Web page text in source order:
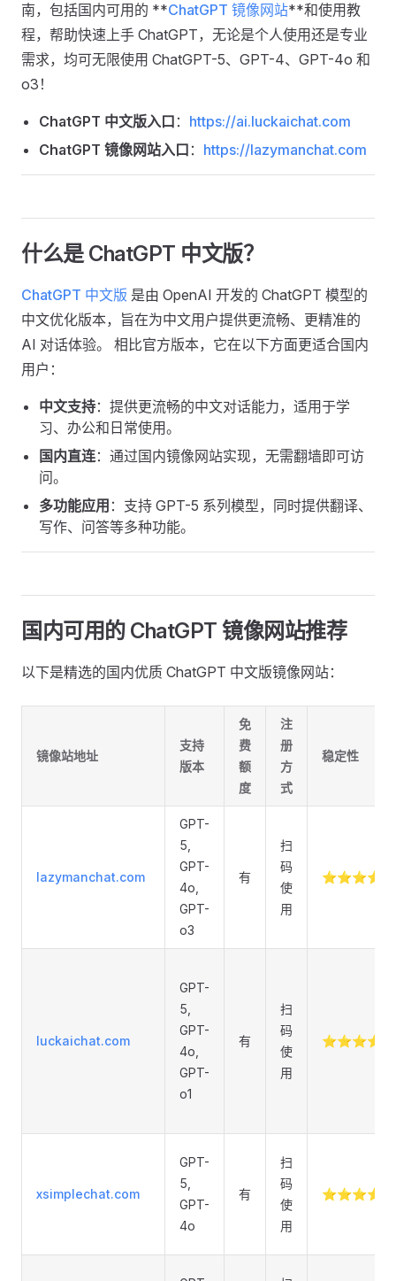
南，包括国内可用的 **ChatGPT 镜像网站**和使用教
程，帮助快速上手 ChatGPT，无论是个人使用还是专业
需求，均可无限使用 ChatGPT-5、GPT-4、GPT-4o 和
o3！
ChatGPT 中文版入口 ： https://ai.luckaichat.com
ChatGPT 镜像网站入口 ： https://lazymanchat.com
什么是 ChatGPT 中文版？
ChatGPT 中文版 是由 OpenAI 开发的 ChatGPT 模型的
中文优化版本，旨在为中文用户提供更流畅、更精准的
AI 对话体验。 相比官方版本，它在以下方面更适合国内
用户：
中文支持：提供更流畅的中文对话能力，适用于学
习、办公和日常使用。
国内直连：通过国内镜像网站实现，无需翻墙即可访
问。
多功能应用 ：支持 GPT-5 系列模型，同时提供翻译、
写作、问答等多种功能。
国内可用的 ChatGPT 镜像网站推荐
以下是精选的国内优质 ChatGPT 中文版镜像网站：
镜像站地址
支持
版本
免
费
额
度
注
册
方
式
稳定性
lazymanchat.com
GPT-
5,
GPT-
4o,
GPT-
o3
有
扫
码
使
用
⭐⭐⭐⭐⭐
luckaichat.com
GPT-
5,
GPT-
4o,
GPT-
o1
有
扫
码
使
用
⭐⭐⭐⭐⭐
xsimplechat.com
GPT-
5,
GPT-
4o
有
扫
码
使
用
⭐⭐⭐⭐